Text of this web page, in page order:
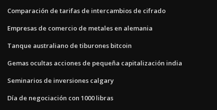
Comparación de tarifas de intercambios de cifrado
Empresas de comercio de metales en alemania
Tanque australiano de tiburones bitcoin
Gemas ocultas acciones de pequeña capitalización india
Seminarios de inversiones calgary
Día de negociación con 1000 libras